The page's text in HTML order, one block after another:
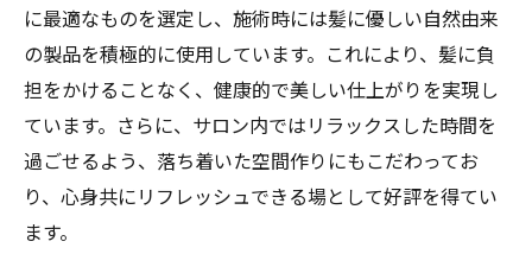
に最適なものを選定し、施術時には髪に優しい自然由来
の製品を積極的に使用しています。これにより、髪に負
担をかけることなく、健康的で美しい仕上がりを実現し
ています。さらに、サロン内ではリラックスした時間を
過ごせるよう、落ち着いた空間作りにもこだわってお
り、心身共にリフレッシュできる場として好評を得てい
ます。